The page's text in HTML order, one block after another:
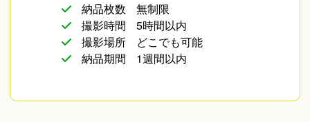
納品枚数
無制限
撮影時間
5時間以内
撮影場所
どこでも可能
納品期間
1週間以内